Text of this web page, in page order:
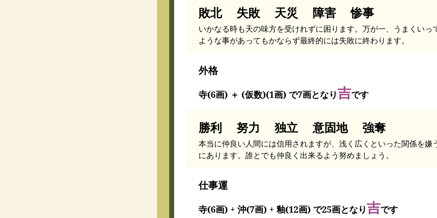
敗北 失敗 天災 障害 惨事
いかなる時も天の味方を受けれずに困ります。万が一、うまくいっ
ような事があってもかならず最終的には失敗に終わります。
外格
寺(6画) ＋ (仮数)(1画) で7画となり吉です
勝利 努力 独立 意固地 強奪
本当に仲良い人間には信用されますが、浅く広くといった関係を嫌
にあります。誰とでも仲良く出来るよう努めましょう。
仕事運
寺(6画) + 沖(7画) + 釉(12画) で25画となり吉です